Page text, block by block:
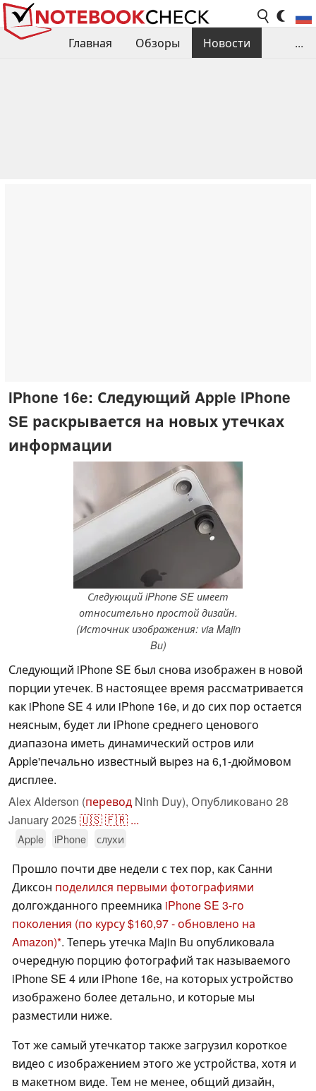
Главная Обзоры
Новости
...
iPhone 16e: Следующий Apple iPhone
SE раскрывается на новых утечках
информации
Следующий iPhone SE имеет
относительно простой дизайн.
(Источник изображения: via Majin
Bu)
Следующий iPhone SE был снова изображен в новой
порции утечек. В настоящее время рассматривается
как iPhone SE 4 или iPhone 16e, и до сих пор остается
неясным, будет ли iPhone среднего ценового
диапазона иметь динамический остров или
Apple'печально известный вырез на 6,1-дюймовом
дисплее.
Alex Alderson (перевод Ninh Duy), Опубликовано 28
January 2025🇺🇸🇫🇷 ...
Apple iPhone слухи
Прошло почти две недели с тех пор, как Санни
Диксон поделился первыми фотографиями
долгожданного преемника iPhone SE 3-го
поколения (по курсу $160,97 - обновлено на
Amazon) . Теперь утечка Majin Bu опубликовала
очередную порцию фотографий так называемого
iPhone SE 4 или iPhone 16e, на которых устройство
изображено более детально, и которые мы
разместили ниже.
Тот же самый утечкатор также загрузил короткое
видео с изображением этого же устройства, хотя и
в макетном виде. Тем не менее, общий дизайн,